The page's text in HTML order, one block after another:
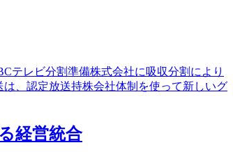
テレビ分割準備株式会社に吸収分割により
、認定放送持株会社体制を使って新しいグ
経営統合